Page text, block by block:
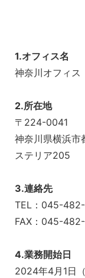
1.オフィス名
神奈川オフィス
2.所在地
〒224-0041
神奈川県横浜
ステリア205
3.連絡先
TEL：045-
FAX：045-
4.業務開始日
2024年4月1日（